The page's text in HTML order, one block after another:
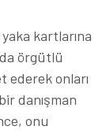
kartlarına
örgütlü
ederek onları
danışman
onu